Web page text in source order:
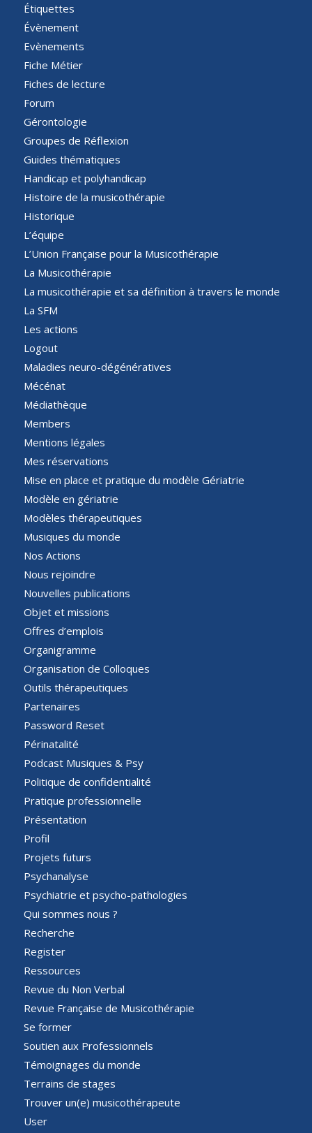
Étiquettes
Évènement
Evènements
Fiche Métier
Fiches de lecture
Forum
Gérontologie
Groupes de Réflexion
Guides thématiques
Handicap et polyhandicap
Histoire de la musicothérapie
Historique
L’équipe
L’Union Française pour la Musicothérapie
La Musicothérapie
La musicothérapie et sa définition à travers le monde
La SFM
Les actions
Logout
Maladies neuro-dégénératives
Mécénat
Médiathèque
Members
Mentions légales
Mes réservations
Mise en place et pratique du modèle Gériatrie
Modèle en gériatrie
Modèles thérapeutiques
Musiques du monde
Nos Actions
Nous rejoindre
Nouvelles publications
Objet et missions
Offres d’emplois
Organigramme
Organisation de Colloques
Outils thérapeutiques
Partenaires
Password Reset
Périnatalité
Podcast Musiques & Psy
Politique de confidentialité
Pratique professionnelle
Présentation
Profil
Projets futurs
Psychanalyse
Psychiatrie et psycho-pathologies
Qui sommes nous ?
Recherche
Register
Ressources
Revue du Non Verbal
Revue Française de Musicothérapie
Se former
Soutien aux Professionnels
Témoignages du monde
Terrains de stages
Trouver un(e) musicothérapeute
User